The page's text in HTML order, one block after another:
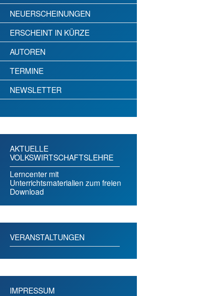
NEUERSCHEINUNGEN
ERSCHEINT IN KÜRZE
AUTOREN
TERMINE
NEWSLETTER
AKTUELLE
VOLKSWIRTSCHAFTSLEHRE
Lerncenter mit
Unterrichtsmaterialien zum freien
Download
VERANSTALTUNGEN
IMPRESSUM